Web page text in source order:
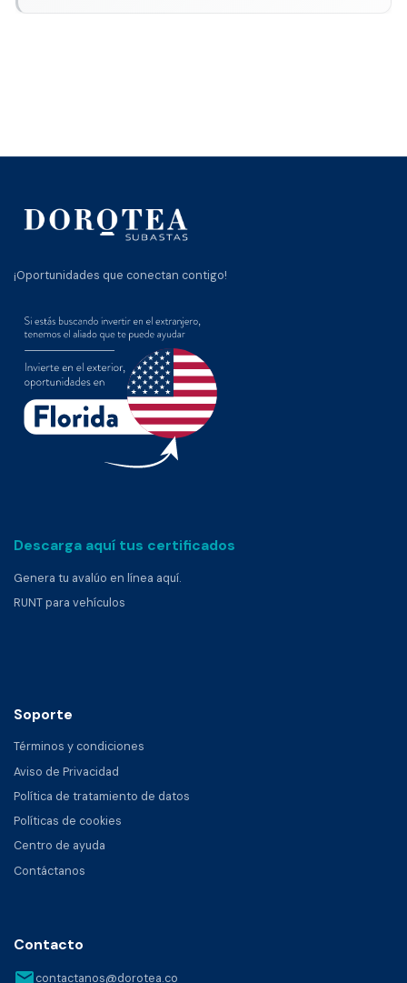
¡Oportunidades que conectan contigo!
Descarga aquí tus certificados
Genera tu avalúo en línea aquí.
RUNT para vehículos
Soporte
Términos y condiciones
Aviso de Privacidad
Política de tratamiento de datos
Políticas de cookies
Centro de ayuda
Contáctanos
Contacto
contactanos@dorotea.co